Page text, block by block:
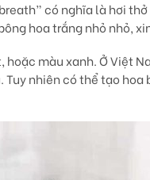
có nghĩa là hơi
hoa trắng nhỏ nhỏ,
hoặc màu xanh. Ở Việt
nhiên có thể tạo